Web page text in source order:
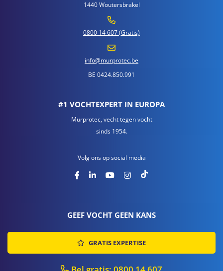
1440 Woutersbrakel
0800 14 607 (Gratis)
info@murprotec.be
BE 0424.850.991
#1 VOCHTEXPERT IN EUROPA
Murprotec, vecht tegen vocht
sinds 1954.
Volg ons op social media
GEEF VOCHT GEEN KANS
GRATIS EXPERTISE